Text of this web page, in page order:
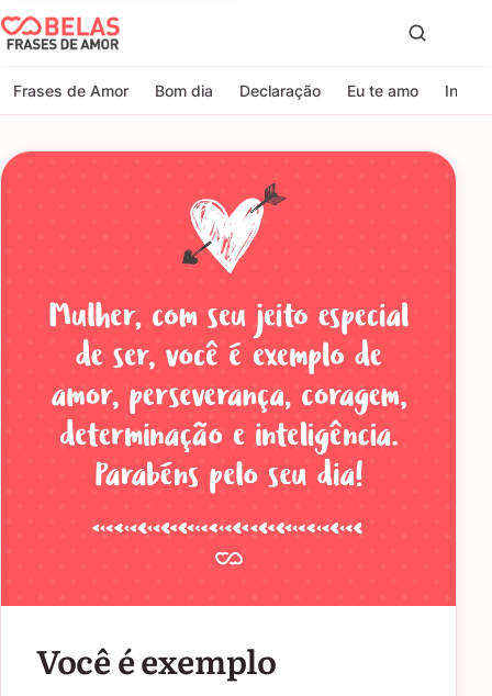
Belas Frases de Amor
Frases de Amor Bom dia Declaração Eu te amo
Você é exemplo